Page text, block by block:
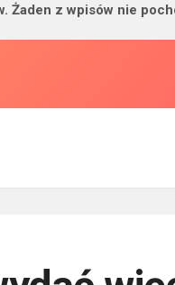
Żaden z wpisów nie